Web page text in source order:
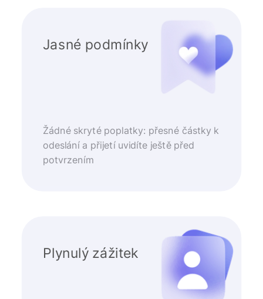
Jasné podmínky
Žádné skryté poplatky: přesné částky k
odeslání a přijetí uvidíte ještě před
potvrzením
Plynulý zážitek